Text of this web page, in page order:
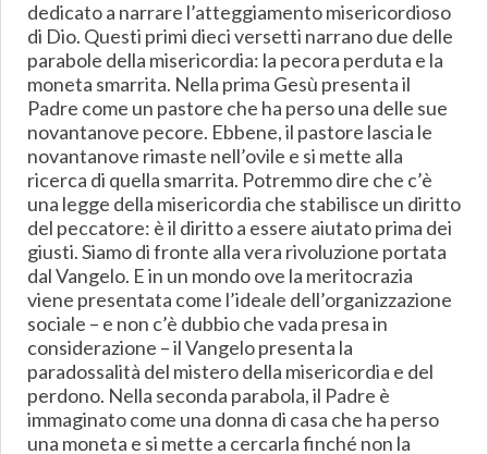
dedicato a narrare l’atteggiamento misericordioso
di Dio. Questi primi dieci versetti narrano due delle
parabole della misericordia: la pecora perduta e la
moneta smarrita. Nella prima Gesù presenta il
Padre come un pastore che ha perso una delle sue
novantanove pecore. Ebbene, il pastore lascia le
novantanove rimaste nell’ovile e si mette alla
ricerca di quella smarrita. Potremmo dire che c’è
una legge della misericordia che stabilisce un diritto
del peccatore: è il diritto a essere aiutato prima dei
giusti. Siamo di fronte alla vera rivoluzione portata
dal Vangelo. E in un mondo ove la meritocrazia
viene presentata come l’ideale dell’organizzazione
sociale – e non c’è dubbio che vada presa in
considerazione – il Vangelo presenta la
paradossalità del mistero della misericordia e del
perdono. Nella seconda parabola, il Padre è
immaginato come una donna di casa che ha perso
una moneta e si mette a cercarla finché non la